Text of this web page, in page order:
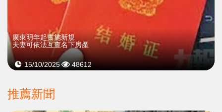
廣東明年起實施新規
夫妻可依法互查名下房產
15/10/2025 48612
推薦新聞